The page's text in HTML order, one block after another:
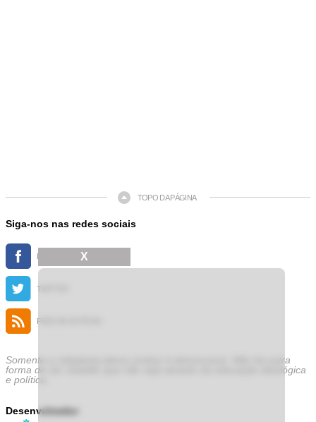
TOPO DA PÁGINA
Siga-nos nas redes sociais
FACEBOOK
TWITTER
FEED DE NOTÍCIAS
Somente a cidadania plena conduz à democracia. Não há outra
forma de ser cidadão que não seja através da educação ideológica
e política.
Desenvolvedor
X